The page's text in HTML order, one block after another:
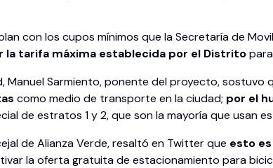
con los cupos mínimos que la Secretaría de
tarifa máxima establecida por el Distrito
Manuel Sarmiento, ponente del proyecto,
como medio de transporte en la ciudad; por el
de estratos 1 y 2, que son la mayoría que usan
de Alianza Verde, resaltó en Twitter que esto
la oferta gratuita de estacionamiento para